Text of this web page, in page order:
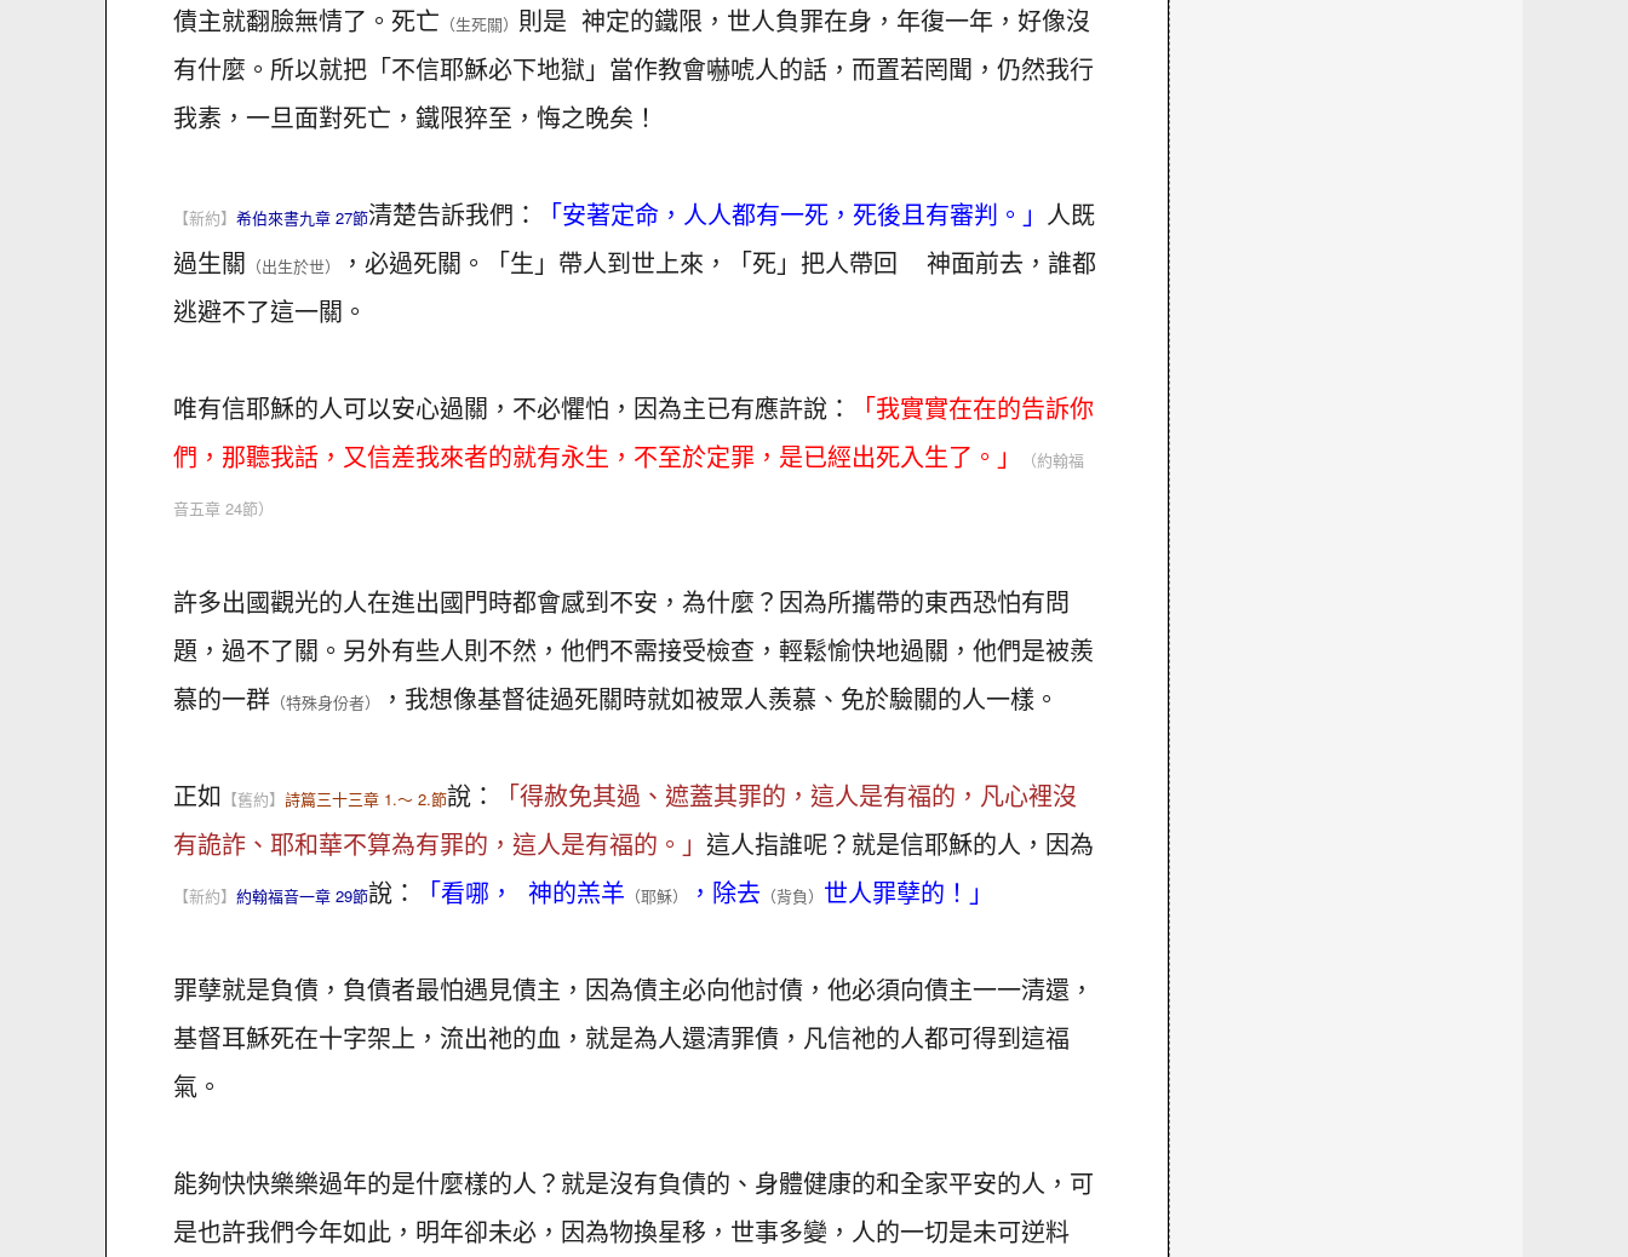
債主就翻臉無情了。死亡 （生死關） 則是 神定的鐵限，世人負罪在身，年復一年，好像沒
有什麼。所以就把「不信耶穌必下地獄」當作教會嚇唬人的話，而置若罔聞，仍然我行
我素，一旦面對死亡，鐵限猝至，悔之晚矣！
【新約】希伯來書九章 27節清楚告訴我們： 「安著定命，人人都有一死，死後且有審判。」 人既
過生關 （出生於世）
，必過死關。「生」帶人到世上來，「死」把人帶回 神面前去，誰都
逃避不了這一關。
唯有信耶穌的人可以安心過關，不必懼怕，因為主已有應許說：
「我實實在在的告訴你
們，那聽我話，又信差我來者的就有永生，不至於定罪，是已經出死入生了。」
（約翰福
音五章 24節）
許多出國觀光的人在進出國門時都會感到不安，為什麼？因為所攜帶的東西恐怕有問
題，過不了關。另外有些人則不然，他們不需接受檢查，輕鬆愉快地過關，他們是被羨
慕的一群 （特殊身份者） ，我想像基督徒過死關時就如被眾人羨慕、免於驗關的人一樣。
正如 【舊約】詩篇三十三章 1.～ 2.節說：
「得赦免其過、遮蓋其罪的，這人是有福的，凡心裡沒
有詭詐、耶和華不算為有罪的，這人是有福的。」這人指誰呢？就是信耶穌的人，因為
【新約】約翰福音一章 29節說： 「看哪， 神的羔羊 （耶穌） ，除去 （背負） 世人罪孽的！」
罪孽就是負債，負債者最怕遇見債主，因為債主必向他討債，他必須向債主一一清還，
基督耳穌死在十字架上，流出祂的血，就是為人還清罪債，凡信祂的人都可得到這福
氣。
能夠快快樂樂過年的是什麼樣的人？就是沒有負債的、身體健康的和全家平安的人，可
是也許我們今年如此，明年卻未必，因為物換星移，世事多變，人的一切是未可逆料